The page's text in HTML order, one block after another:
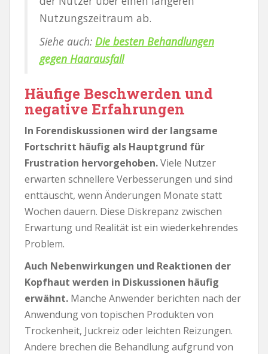
Nutzungszeitraum ab.
Siehe auch: Die besten Behandlungen
gegen Haarausfall
Häufige Beschwerden und
negative Erfahrungen
In Forendiskussionen wird der langsame
Fortschritt häufig als Hauptgrund für
Frustration hervorgehoben.Viele Nutzer
erwarten schnellere Verbesserungen und sind
enttäuscht, wenn Änderungen Monate statt
Wochen dauern. Diese Diskrepanz zwischen
Erwartung und Realität ist ein wiederkehrendes
Problem.
Auch Nebenwirkungen und Reaktionen der
Kopfhaut werden in Diskussionen häufig
erwähnt. Manche Anwender berichten nach der
Anwendung von topischen Produkten von
Trockenheit, Juckreiz oder leichten Reizungen.
Andere brechen die Behandlung aufgrund von